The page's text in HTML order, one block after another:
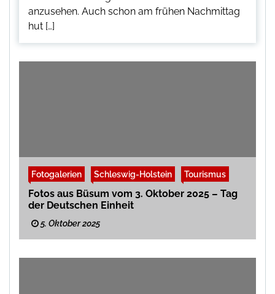
anzusehen. Auch schon am frühen Nachmittag
hut […]
Fotogalerien Schleswig-Holstein Tourismus
Fotos aus Büsum vom 3. Oktober 2025 – Tag
der Deutschen Einheit
5. Oktober 2025